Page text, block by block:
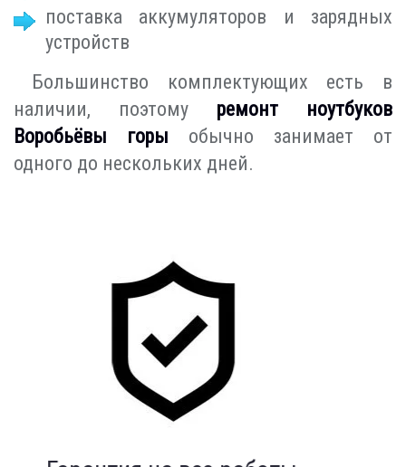
поставка аккумуляторов и зарядных
устройств
Большинство комплектующих есть в
наличии, поэтому ремонт ноутбуков
Воробьёвы горы обычно занимает от
одного до нескольких дней.
Индивидуальный подход